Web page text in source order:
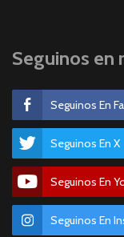
Seguinos en
Seguinos En
Seguinos En X
Seguinos En
Seguinos En